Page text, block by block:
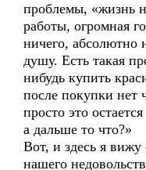
проблемы, «жизнь
работы, огромная
ничего, абсолютно
душу. Есть такая
нибудь купить
после покупки нет
просто это
а дальше то что?»
Вот, и здесь я
нашего